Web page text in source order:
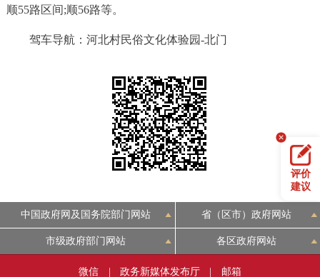
顺55路区间;顺56路等。
驾车导航：河北村民俗文化体验园-北门
评价
建议
中国政府网及国务院部门网站 省（区市）政府网站
市级政府部门网站 各区政府网站
微信 政务新媒体发布厅 邮箱